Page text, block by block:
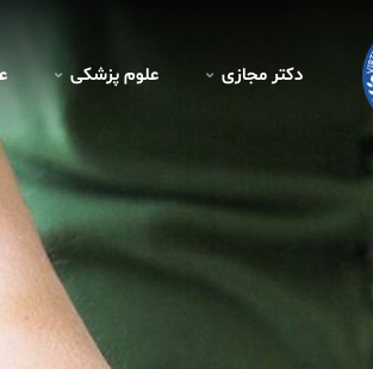
دکتر مجازی علوم پزشکی